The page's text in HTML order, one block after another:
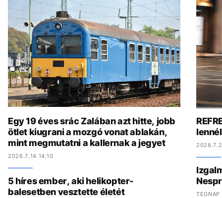
Egy 19 éves srác Zalában azt hitte, jobb
ötlet kiugrani a mozgó vonat ablakán,
mint megmutatni a kallernak a jegyet
2026.7.14 14:10
5 híres ember, aki helikopter-
balesetben vesztette életét
TEGNAP